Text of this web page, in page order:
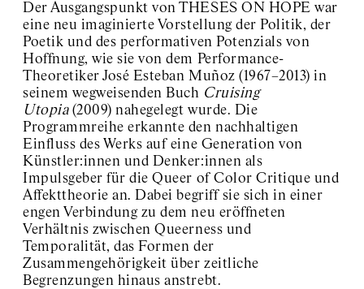
#13 Ioana Nemeș
#12 Un/Worlding
#11 Juan Pablo
Echeverri
#10 Karol Radziszewski
#9 Temporary Solidarity
Community Center
#8 Vika Kirchenbauer
#7 Peter Hujar on
screen
#6 Reading group
#5 fierce pussy
#4 Jochen Klein
#3 Sabian Baumann
#2 Teo Hernandez
#1 Tavia Nyong’o
Kyiv Biennial
Exhibition Space Archive
Der Ausgangspunkt von THESES ON HOPEwar
eine neu imaginierte Vorstellung der Politik, der
Poetik und des performativen Potenzials von
Hoffnung, wie sie von dem Performance-
Theoretiker José Esteban Muñoz (1967–2013) in
seinem wegweisenden Buch Cruising
Utopia(2009) nahegelegt wurde. Die
Programmreiheerkannte den nachhaltigen
Einfluss des Werks auf eine Generation von
Künstler:innen und Denker:innen als
Impulsgeber für die Queer of Color Critique und
Affekttheorie an. Dabeibegriffsie sich in einer
engen Verbindung zu dem neu eröffneten
Verhältnis zwischen Queerness und
Temporalität, das Formen der
Zusammengehörigkeit über zeitliche
Begrenzungen hinaus anstrebt.